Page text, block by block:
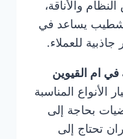
والأناقة،
تشطيب يساعد في
للعملاء.
ام القيوين
المناسبة
بحاجة إلى
تحتاج إلى